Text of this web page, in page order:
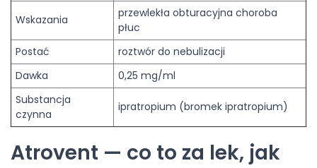
Wskazania
przewlekła obturacyjna choroba
płuc
Postać
roztwór do nebulizacji
Dawka
0,25 mg/ml
Substancja
czynna
ipratropium (bromek ipratropium)
Atrovent — co to za lek, jak